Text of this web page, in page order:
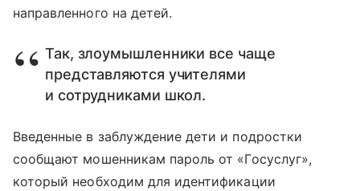
направленного на детей.
Так, злоумышленники все чаще
представляются учителями
и сотрудниками школ.
Введенные в заблуждение дети и подростки
сообщают мошенникам пароль от «Госуслуг»,
который необходим для идентификации